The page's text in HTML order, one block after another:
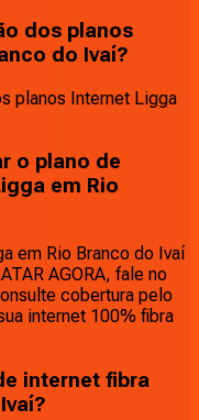
dos planos
do Ivaí?
planos Internet Ligga
o plano de
em Rio
em Rio Branco do Ivaí
AGORA, fale no
cobertura pelo
internet 100% fibra
internet fibra